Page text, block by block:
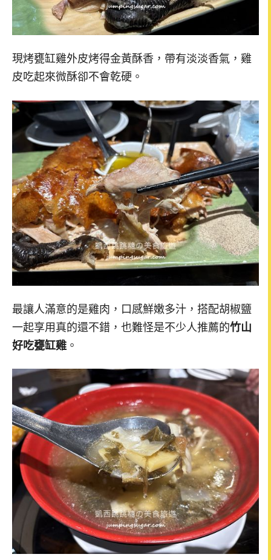
現烤甕缸雞外皮烤得金黃酥香，帶有淡淡香氣，雞
皮吃起來微酥卻不會乾硬。
最讓人滿意的是雞肉，口感鮮嫩多汁，搭配胡椒鹽
一起享用真的還不錯，也難怪是不少人推薦的竹山
好吃甕缸雞 。